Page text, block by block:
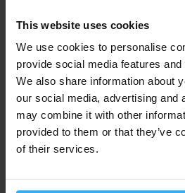
This website uses cookies
We use cookies to personalise
provide social media features
We also share information about
our social media, advertising and
may combine it with other
provided to them or that they’ve
of their services.
skoncentrujemy się na następujących
Sprawne poruszanie się w
mechanizmy działania terminala,
historii poleceń oraz skróty, które
przyspieszają nawigację w
Architektura strumieni i
łączyć standardowe wejścia i
pozwala na tworzenie potoków
polecenia staje się wsadem dla
zrozumiesz różnice w działaniu